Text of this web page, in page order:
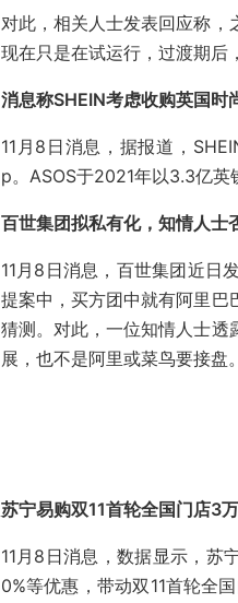
对此，相关人士发表回应称，
现在只是在试运行，过渡期后
消息称SHEIN考虑收购英国
11月8日消息，据报道，
p。ASOS于2021年以3.3亿英
百世集团拟私有化，知情人士
11月8日消息，百世集团近日
提案中，买方团中就有阿里巴
猜测。对此，一位知情人士透
展，也不是阿里或菜鸟要接盘
苏宁易购双11首轮全国门店3
11月8日消息，数据显示，苏
0%等优惠，带动双11首轮全